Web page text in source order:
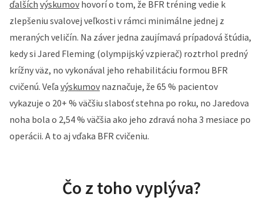
ďalších výskumov hovorí o tom, že BFR tréning vedie k
zlepšeniu svalovej veľkosti v rámci minimálne jednej z
meraných veličín. Na záver jedna zaujímavá prípadová štúdia,
kedy si Jared Fleming (olympijský vzpierač) roztrhol predný
krížny väz, no vykonával jeho rehabilitáciu formou BFR
cvičenú. Veľa výskumov naznačuje, že 65 % pacientov
vykazuje o 20+ % väčšiu slabosť stehna po roku, no Jaredova
noha bola o 2,54 % väčšia ako jeho zdravá noha 3 mesiace po
operácii. A to aj vďaka BFR cvičeniu.
Čo z toho vyplýva?